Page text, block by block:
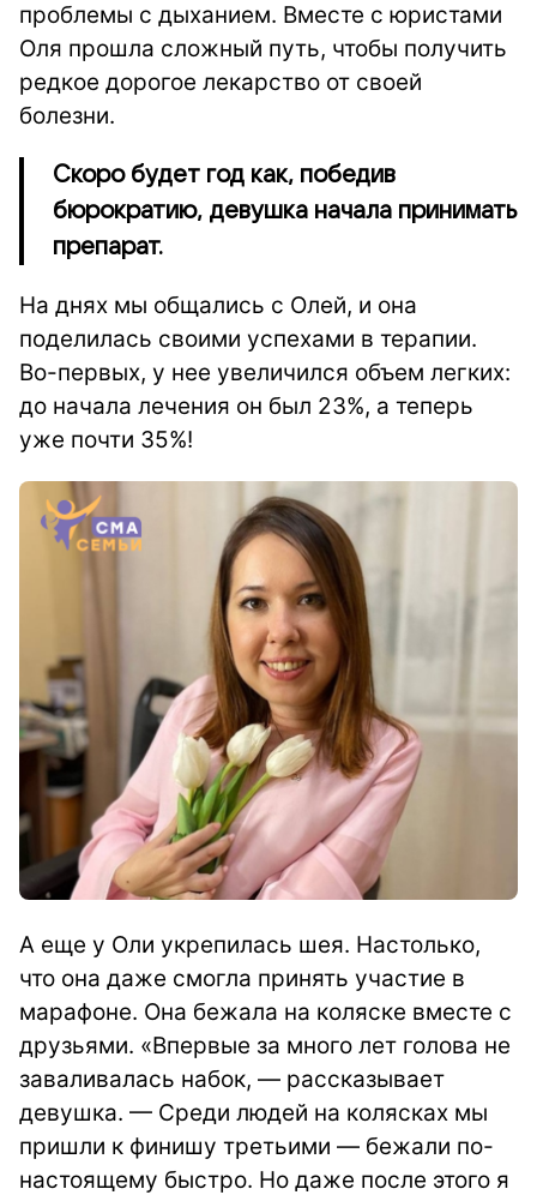
проблемы с дыханием. Вместе с юристами
Оля прошла сложный путь, чтобы получить
редкое дорогое лекарство от своей
болезни.
Скоро будет год как, победив
бюрократию, девушка начала принимать
препарат.
На днях мы общались с Олей, и она
поделилась своими успехами в терапии.
Во-первых, у нее увеличился объем легких:
до начала лечения он был 23%, а теперь
уже почти 35%!
А еще у Оли укрепилась шея. Настолько,
что она даже смогла принять участие в
марафоне. Она бежала на коляске вместе с
друзьями. «Впервые за много лет голова не
заваливалась набок, — рассказывает
девушка. — Среди людей на колясках мы
пришли к финишу третьими — бежали по-
настоящему быстро. Но даже после этого я